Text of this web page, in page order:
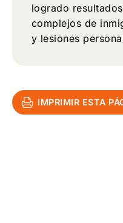
logrado
complejos de
y lesiones
IMPRIMIR ESTA